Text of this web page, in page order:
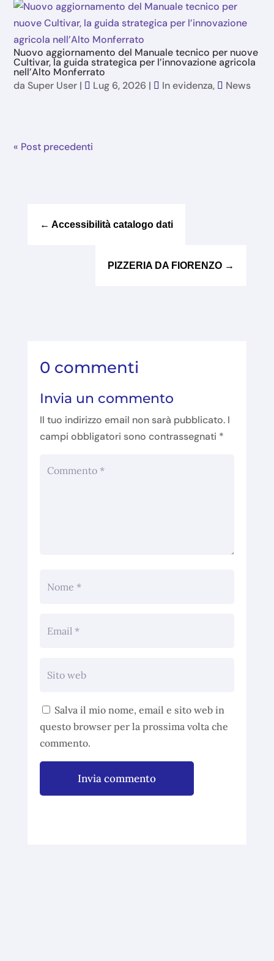
Nuovo aggiornamento del Manuale tecnico per nuove
Cultivar, la guida strategica per l’innovazione agricola
nell’Alto Monferrato
da Super User | Lug 6, 2026 | In evidenza, News
« Post precedenti
← Accessibilità catalogo dati
PIZZERIA DA FIORENZO →
0 commenti
Invia un commento
Il tuo indirizzo email non sarà pubblicato. I
campi obbligatori sono contrassegnati *
Salva il mio nome, email e sito web in
questo browser per la prossima volta che
commento.
Invia commento